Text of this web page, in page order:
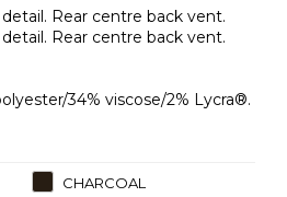
Rear centre back vent.
Rear centre back vent.
34% viscose/2% Lycra®.
CHARCOAL